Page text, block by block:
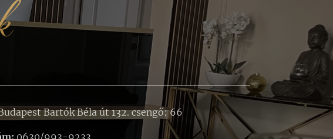
Bartók Béla út 132. csengő: 66
0630/993-9233